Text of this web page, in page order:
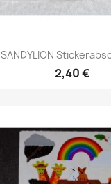
SANDYLION
2,40 €